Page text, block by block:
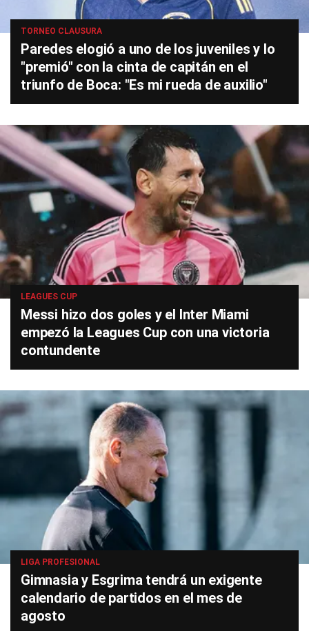
TORNEO CLAUSURA
Paredes elogió a uno de los juveniles y lo
"premió" con la cinta de capitán en el
triunfo de Boca: "Es mi rueda de auxilio"
LEAGUES CUP
Messi hizo dos goles y el Inter Miami
empezó la Leagues Cup con una victoria
contundente
LIGA PROFESIONAL
Gimnasia y Esgrima tendrá un exigente
calendario de partidos en el mes de
agosto